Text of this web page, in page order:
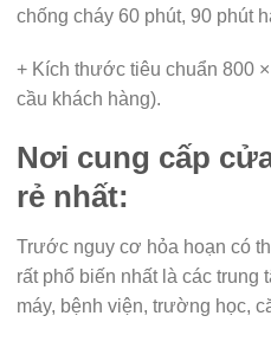
chống cháy 60 phút, 90 phút
+ Kích thước tiêu chuẩn 800
cầu khách hàng).
Nơi cung cấp
rẻ nhất:
Trước nguy cơ hỏa hoạn có
rất phổ biến nhất là các trung
máy, bệnh viện, trường học,